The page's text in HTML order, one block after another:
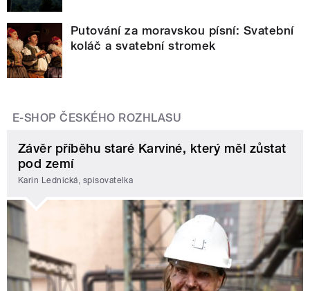
Putování za moravskou písní: Svatební
koláč a svatební stromek
E-SHOP ČESKÉHO ROZHLASU
Závěr příběhu staré Karviné, který měl zůstat
pod zemí
Karin Lednická, spisovatelka